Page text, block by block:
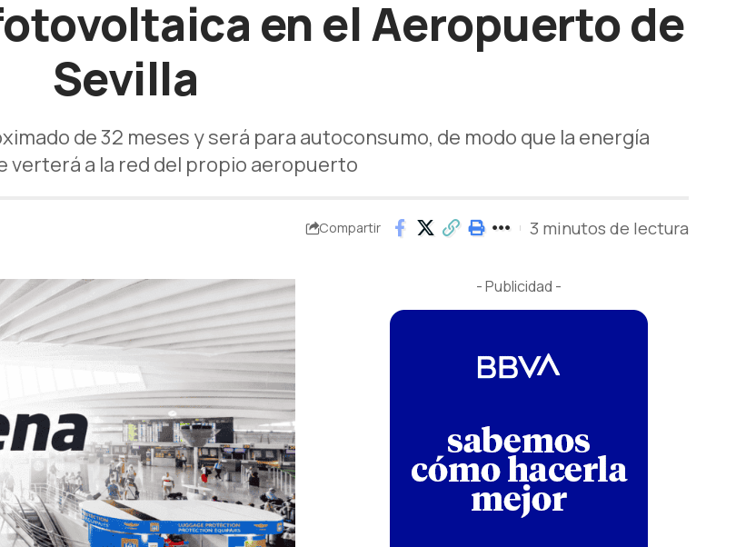
en el Aeropuerto de
Sevilla
de 32 meses y será para autoconsumo, de modo que la energía
verterá a la red del propio aeropuerto
Compartir 3 minutos de lectura
- Publicidad -